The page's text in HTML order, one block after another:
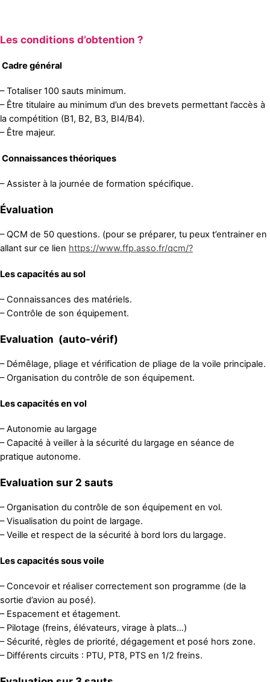
Les conditions d’obtention ?
Cadre général
– Totaliser 100 sauts minimum.
– Être titulaire au minimum d’un des brevets permettant l’accès à
la compétition (B1, B2, B3, BI4/B4).
– Être majeur.
Connaissances théoriques
– Assister à la journée de formation spécifique.
Évaluation
– QCM de 50 questions. (pour se préparer, tu peux t’entrainer en
allant sur ce lien https://www.ffp.asso.fr/qcm/?
Les capacités au sol
– Connaissances des matériels.
– Contrôle de son équipement.
Evaluation (auto-vérif)
– Démêlage, pliage et vérification de pliage de la voile principale.
– Organisation du contrôle de son équipement.
Les capacités en vol
– Autonomie au largage
– Capacité à veiller à la sécurité du largage en séance de
pratique autonome.
Evaluation sur 2 sauts
– Organisation du contrôle de son équipement en vol.
– Visualisation du point de largage.
– Veille et respect de la sécurité à bord lors du largage.
Les capacités sous voile
– Concevoir et réaliser correctement son programme (de la
sortie d’avion au posé).
– Espacement et étagement.
– Pilotage (freins, élévateurs, virage à plats…)
– Sécurité, règles de priorité, dégagement et posé hors zone.
– Différents circuits : PTU, PT8, PTS en 1/2 freins.